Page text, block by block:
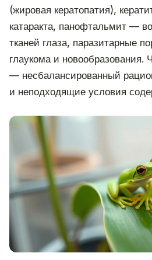
(жировая кератопатия),
катаракта, панофтальмит —
тканей глаза, паразитарные
глаукома и новообразования.
— несбалансированный
и неподходящие условия